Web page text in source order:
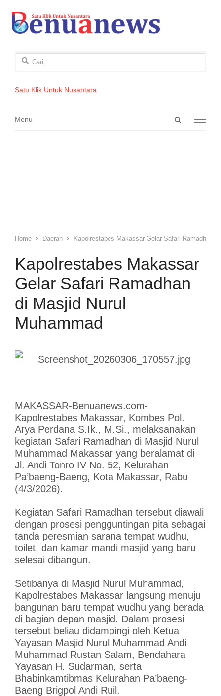
Cari
Satu Klik Untuk Nusantara
Open
Menu
Menu
Home Daerah Kapolrestabes Makassar Gelar Safari Ramadhan
Kapolrestabes Makassar
Gelar Safari Ramadhan
di Masjid Nurul
Muhammad
MAKASSAR-Benuanews.com-
Kapolrestabes Makassar, Kombes Pol.
Arya Perdana S.Ik., M.Si., melaksanakan
kegiatan Safari Ramadhan di Masjid Nurul
Muhammad Makassar yang beralamat di
Jl. Andi Tonro IV No. 52, Kelurahan
Pa’baeng-Baeng, Kota Makassar, Rabu
(4/3/2026).
Kegiatan Safari Ramadhan tersebut diawali
dengan prosesi pengguntingan pita sebagai
tanda peresmian sarana tempat wudhu,
toilet, dan kamar mandi masjid yang baru
selesai dibangun.
Setibanya di Masjid Nurul Muhammad,
Kapolrestabes Makassar langsung menuju
bangunan baru tempat wudhu yang berada
di bagian depan masjid. Dalam prosesi
tersebut beliau didampingi oleh Ketua
Yayasan Masjid Nurul Muhammad Andi
Muhammad Rustan Salam, Bendahara
Yayasan H. Sudarman, serta
Bhabinkamtibmas Kelurahan Pa’baeng-
Baeng Brigpol Andi Ruil.